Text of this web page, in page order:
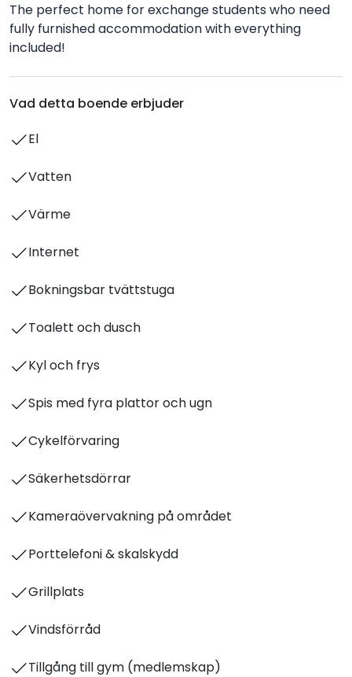
The perfect home for exchange students who need
fully furnished accommodation with everything
included!
Vad detta boende erbjuder
El
Vatten
Värme
Internet
Bokningsbar tvättstuga
Toalett och dusch
Kyl och frys
Spis med fyra plattor och ugn
Cykelförvaring
Säkerhetsdörrar
Kameraövervakning på området
Porttelefoni & skalskydd
Grillplats
Vindsförråd
Tillgång till gym (medlemskap)